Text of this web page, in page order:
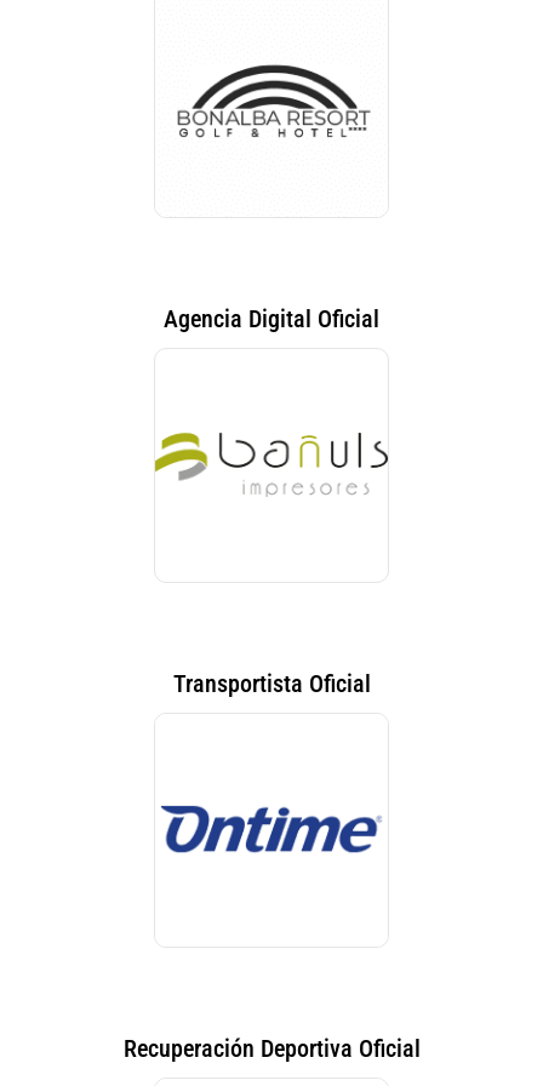
Agencia Digital Oficial
Transportista Oficial
Recuperación Deportiva Oficial